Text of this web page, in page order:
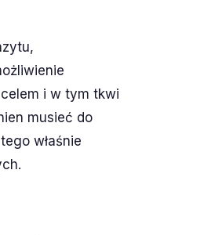
i w tym tkwi
musieć do
właśnie